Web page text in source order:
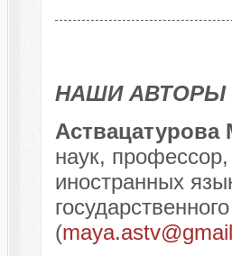
НАШИ АВТОРЫ
наук,
иностранных
(